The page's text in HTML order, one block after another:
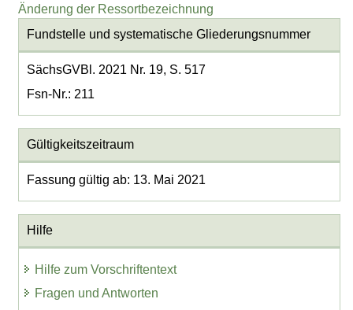
Änderung der Ressortbezeichnung
Fundstelle und systematische Gliederungsnummer
SächsGVBl. 2021 Nr. 19, S. 517
Fsn-Nr.: 211
Gültigkeitszeitraum
Fassung gültig ab: 13. Mai 2021
Hilfe
Hilfe zum Vorschriftentext
Fragen und Antworten